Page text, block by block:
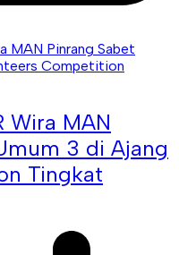
Wira MAN
3 di Ajang
Tingkat